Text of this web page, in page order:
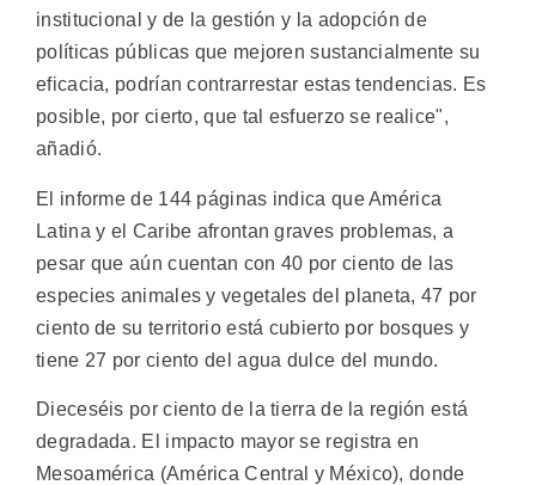
institucional y de la gestión y la adopción de
políticas públicas que mejoren sustancialmente su
eficacia, podrían contrarrestar estas tendencias. Es
posible, por cierto, que tal esfuerzo se realice",
añadió.
El informe de 144 páginas indica que América
Latina y el Caribe afrontan graves problemas, a
pesar que aún cuentan con 40 por ciento de las
especies animales y vegetales del planeta, 47 por
ciento de su territorio está cubierto por bosques y
tiene 27 por ciento del agua dulce del mundo.
Dieceséis por ciento de la tierra de la región está
degradada. El impacto mayor se registra en
Mesoamérica (América Central y México), donde